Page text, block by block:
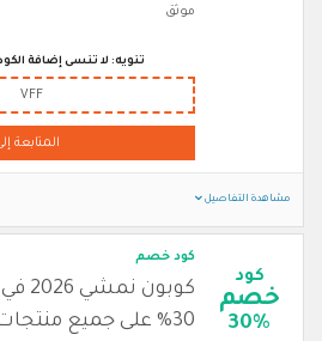
موثق
تنويه: لا تنسى إضافة
VFF
المتابعة
مشاهدة التفاصيل
كود
خصم
30%
كود خصم
30% على جميع منتجات الموقع